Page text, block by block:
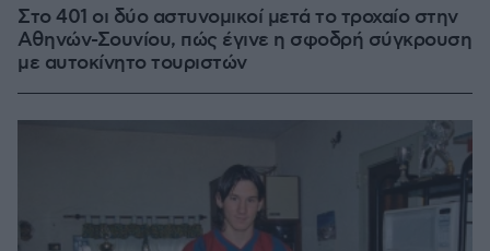
Στο 401 οι δύο αστυνομικοί μετά το τροχαίο στην
Αθηνών-Σουνίου, πώς έγινε η σφοδρή σύγκρουση
με αυτοκίνητο τουριστών